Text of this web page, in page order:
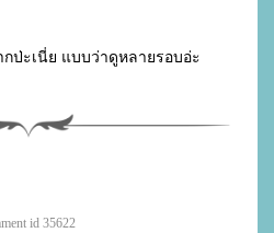
ป่ะเนี่ย แบบว่าดูหลายรอบอ่ะ
id 35622